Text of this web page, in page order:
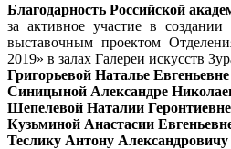
Благодарность Российской
за активное участие в
выставочным проектом
2019» в залах Галереи искусств
Григорьевой Наталье Евгеньевне
Синицыной Александре
Шепелевой Наталии Геронтиевне
Кузьминой Анастасии
Теслику Антону Александровичу